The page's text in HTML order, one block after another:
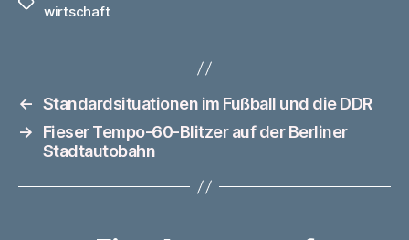
wirtschaft
← Standardsituationen im Fußball und die DDR
→
Fieser Tempo-60-Blitzer auf der Berliner
Stadtautobahn